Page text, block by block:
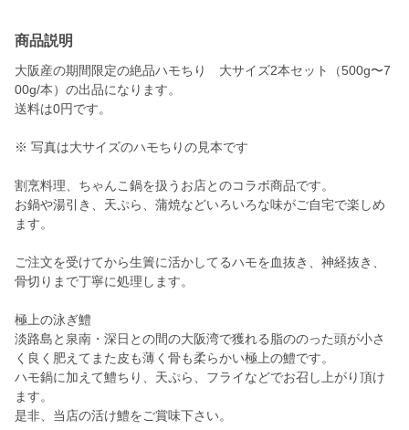
商品説明
大阪産の期間限定の絶品ハモちり 大サイズ2本セット（500g〜7
00g/本）の出品になります。
送料は0円です。
※ 写真は大サイズのハモちりの見本です
割烹料理、ちゃんこ鍋を扱うお店とのコラボ商品です。
お鍋や湯引き、天ぷら、蒲焼などいろいろな味がご自宅で楽しめ
ます。
ご注文を受けてから生簀に活かしてるハモを血抜き、神経抜き、
骨切りまで丁寧に処理します。
極上の泳ぎ鱧
淡路島と泉南・深日との間の大阪湾で獲れる脂ののった頭が小さ
く良く肥えてまた皮も薄く骨も柔らかい極上の鱧です。
ハモ鍋に加えて鱧ちり、天ぷら、フライなどでお召し上がり頂け
ます。
是非、当店の活け鱧をご賞味下さい。